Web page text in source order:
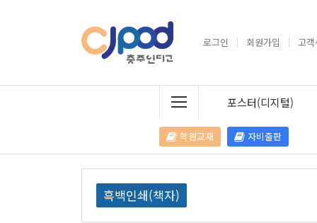
로그인 회원가입 고
포스터(디지털)
학원교재 자비출판
흑백인쇄(책자)